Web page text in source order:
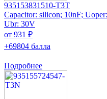
935153831510-T3T
Capacitor: silicon; 10nF;
Ubr: 30V
от 931 ₽
+69804 балла
Подробнее